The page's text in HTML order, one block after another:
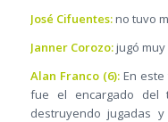
José Cifuentes:no tuvo
Janner Corozo:jugó muy
Alan Franco (6):En este
fue el encargado del
destruyendo jugadas